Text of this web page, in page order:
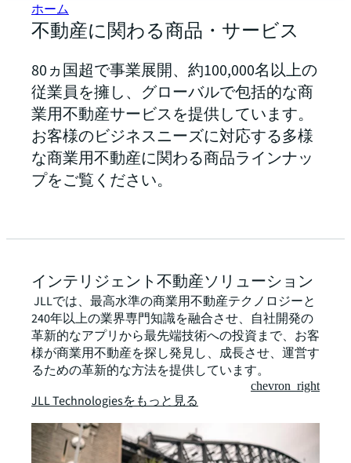
ホーム
不動産に関わる商品・サービス
80ヵ国超で事業展開、約100,000名以上の
従業員を擁し、グローバルで包括的な商
業用不動産サービスを提供しています。
お客様のビジネスニーズに対応する多様
な商業用不動産に関わる商品ラインナッ
プをご覧ください。
インテリジェント不動産ソリューション
JLLでは、最高水準の商業用不動産テクノロジーと
240年以上の業界専門知識を融合させ、自社開発の
革新的なアプリから最先端技術への投資まで、お客
様が商業用不動産を探し発見し、成長させ、運営す
るための革新的な方法を提供しています。
JLL Technologiesをもっと見る
chevron_right